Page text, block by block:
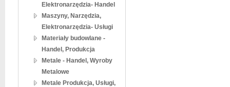
Elektronarzędzia- Handel
Maszyny, Narzędzia,
Elektronarzędzia- Usługi
Materiały budowlane -
Handel, Produkcja
Metale - Handel, Wyroby
Metalowe
Metale Produkcja, Usługi,